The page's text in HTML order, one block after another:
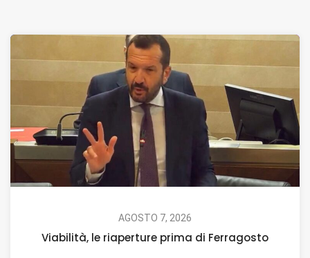
AGOSTO 7, 2026
Viabilità, le riaperture prima di Ferragosto